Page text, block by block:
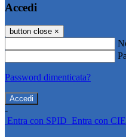
Accedi
button close ×
Password dimenticata?
-
Entra con SPID Entra con CIE